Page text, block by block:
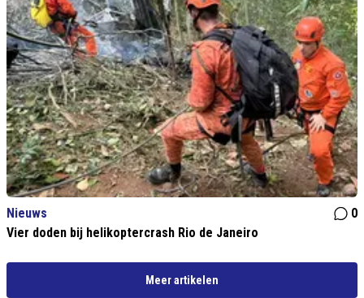
Nieuws
0
Vier doden bij helikoptercrash Rio de Janeiro
Meer artikelen